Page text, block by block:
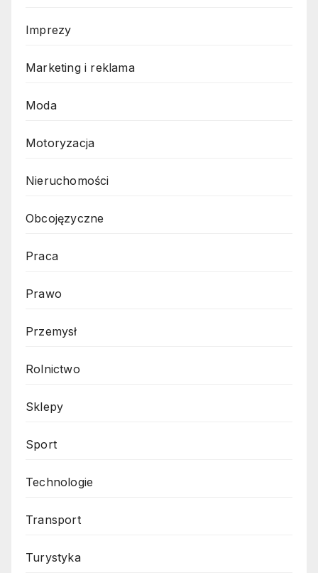
Imprezy
Marketing i reklama
Moda
Motoryzacja
Nieruchomości
Obcojęzyczne
Praca
Prawo
Przemysł
Rolnictwo
Sklepy
Sport
Technologie
Transport
Turystyka